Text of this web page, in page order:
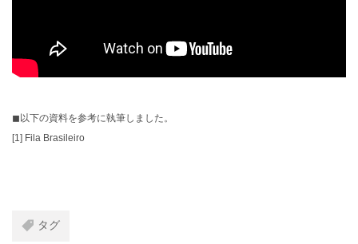
◼︎以下の資料を参考に執筆しました。
[1] Fila Brasileiro
タグ